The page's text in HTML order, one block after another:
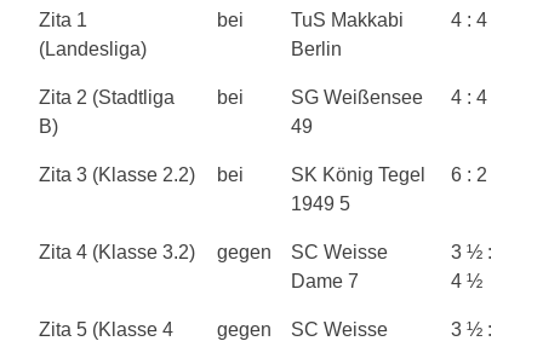
Zita 1
(Landesliga)
bei
TuS Makkabi
Berlin
4 : 4
Zita 2 (Stadtliga
B)
bei
SG Weißensee
49
4 : 4
Zita 3 (Klasse 2.2) bei
SK König Tegel
1949 5
6 : 2
Zita 4 (Klasse 3.2) gegen
SC Weisse
Dame 7
3 ½ :
4 ½
Zita 5 (Klasse 4
gegen
SC Weisse
3 ½ :